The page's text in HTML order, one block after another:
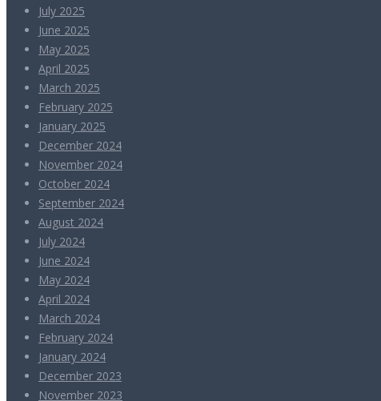
July 2025
June 2025
May 2025
April 2025
March 2025
February 2025
January 2025
December 2024
November 2024
October 2024
September 2024
August 2024
July 2024
June 2024
May 2024
April 2024
March 2024
February 2024
January 2024
December 2023
November 2023